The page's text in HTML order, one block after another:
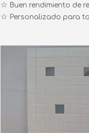
☆ Buen rendimiento de
☆ Personalizado para